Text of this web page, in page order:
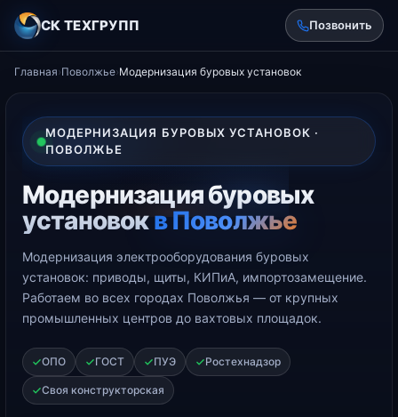
СК ТЕХГРУПП Позвонить
Главная›Поволжье›Модернизация буровых установок
МОДЕРНИЗАЦИЯ БУРОВЫХ УСТАНОВОК ·
ПОВОЛЖЬЕ
Модернизация буровых
установокв Поволжье
Модернизация электрооборудования буровых
установок: приводы, щиты, КИПиА, импортозамещение.
Работаем во всех городах Поволжья — от крупных
промышленных центров до вахтовых площадок.
ОПО ГОСТ ПУЭ Ростехнадзор
Своя конструкторская